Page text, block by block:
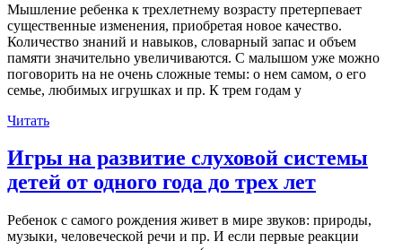
Мышление ребенка к трехлетнему возрасту претерпевает
существенные изменения, приобретая новое качество.
Количество знаний и навыков, словарный запас и объем
памяти значительно увеличиваются. С малышом уже можно
поговорить на не очень сложные темы: о нем самом, о его
семье, любимых игрушках и пр. К трем годам у
Читать
Игры на развитие слуховой системы
детей от одного года до трех лет
Ребенок с самого рождения живет в мире звуков: природы,
музыки, человеческой речи и пр. И если первые реакции